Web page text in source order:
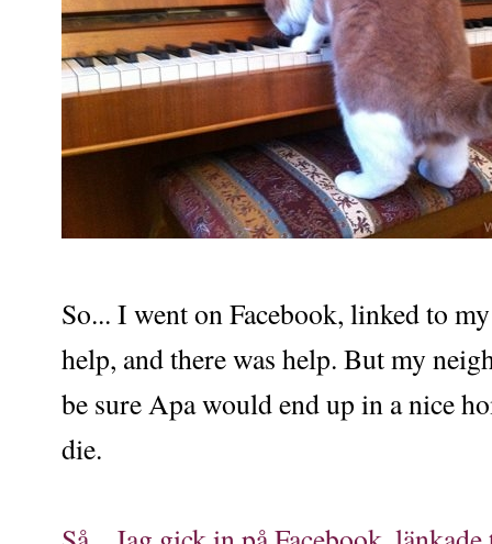
So... I went on Facebook, linked to
help, and there was help. But my
be sure Apa would end up in a nice
die.